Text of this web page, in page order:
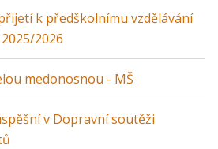
k předškolnímu vzdělávání
2026
medonosnou - MŠ
v Dopravní soutěži